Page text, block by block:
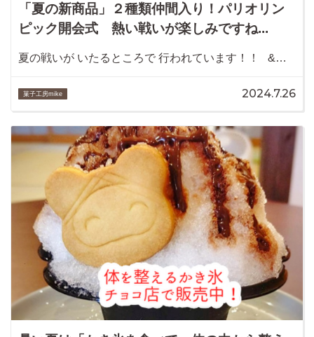
「夏の新商品」２種類仲間入り！パリオリン
ピック開会式 熱い戦いが楽しみですね...
夏の戦いが いたるところで 行われています！！ &…
菓子工房mike 2024.7.26